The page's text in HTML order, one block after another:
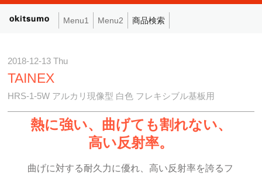
Menu1 Menu2 商品検索
2018-12-13 Thu
TAINEX
HRS-1-5W アルカリ現像型 白色 フレキシブル基板用
熱に強い、曲げても割れない、
高い反射率。
曲げに対する耐久力に優れ、高い反射率を誇るフ